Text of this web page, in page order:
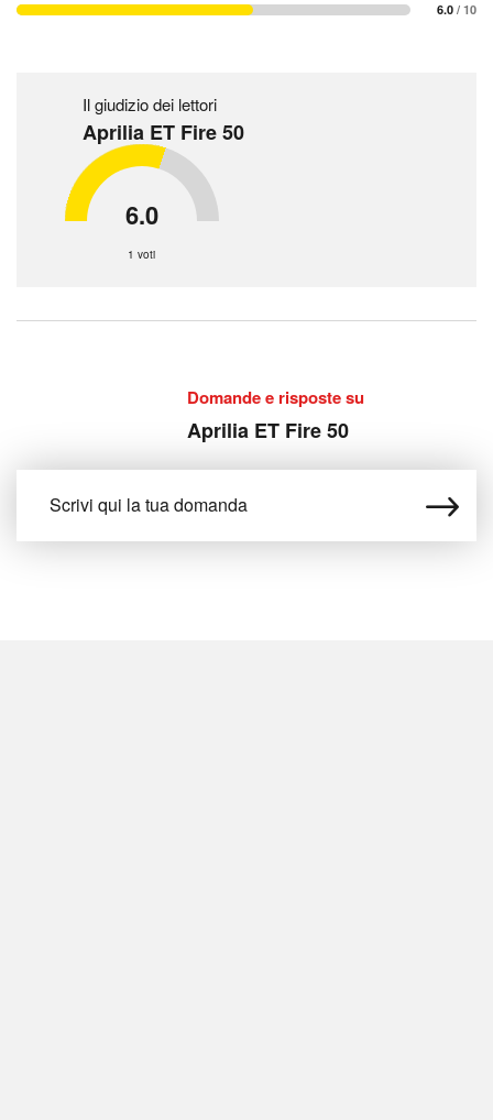
6.0 / 10
Il giudizio dei lettori
Aprilia ET Fire 50
6.0
1 voti
Domande e risposte su
Aprilia ET Fire 50